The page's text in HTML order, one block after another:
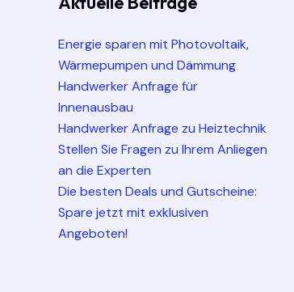
Energie sparen mit Photovoltaik,
Wärmepumpen und Dämmung
Handwerker Anfrage für
Innenausbau
Handwerker Anfrage zu Heiztechnik
Stellen Sie Fragen zu Ihrem Anliegen
an die Experten
Die besten Deals und Gutscheine:
Spare jetzt mit exklusiven
Angeboten!